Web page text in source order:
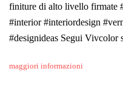
finiture di alto livello
#interior #interiordesign
#designideas Segui Vivcolor
maggiori informazioni